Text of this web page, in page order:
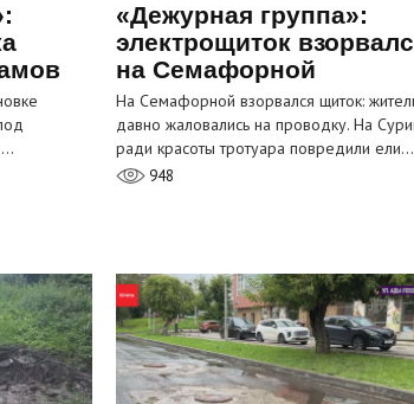
«Дежурная группа»:
электрощиток
на Семафорной
На Семафорной взорвался щиток:
давно жаловались на проводку. На
ради красоты тротуара повредили
948